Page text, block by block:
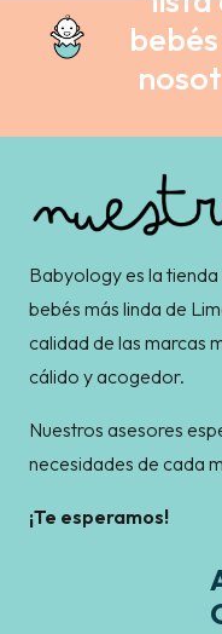
Babyology es la
bebés más linda de
calidad de las marcas
cálido y acogedor.
Nuestros asesores
necesidades de cada
¡Te esperamos!